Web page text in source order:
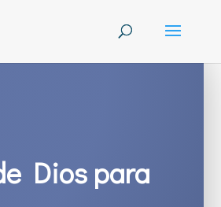
Dios para